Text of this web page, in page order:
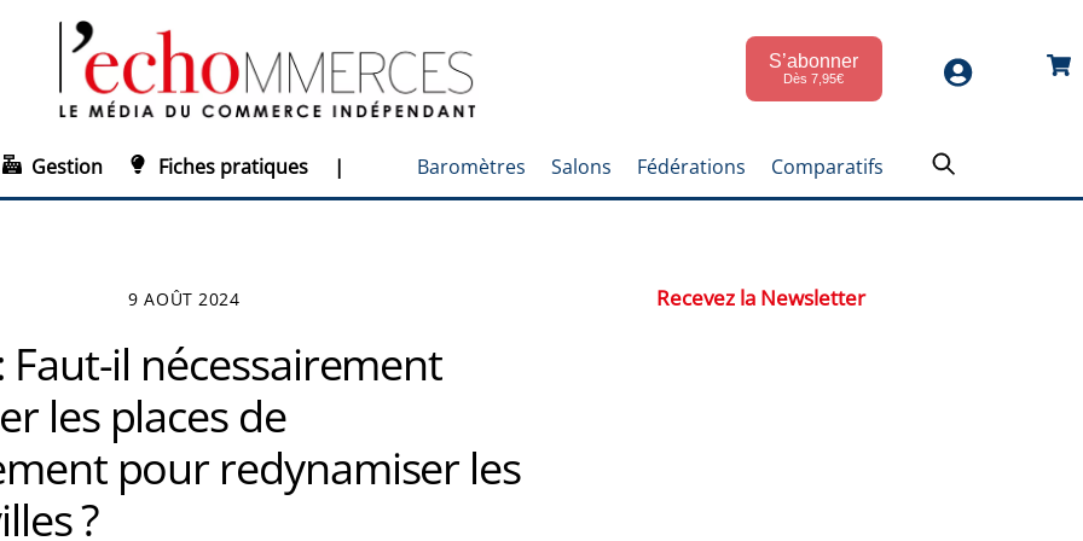
S’abonner
Dès 7,95€
Gestion Fiches pratiques | Baromètres Salons Fédérations Comparatifs
9 AOÛT 2024
Faut-il nécessairement
les places de
pour redynamiser les
?
Recevez la Newsletter